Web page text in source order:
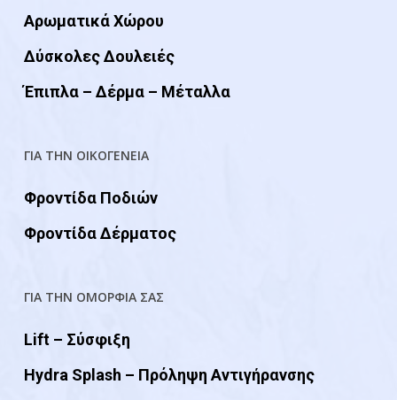
Αρωματικά Χώρου
Δύσκολες Δουλειές
Έπιπλα – Δέρμα – Μέταλλα
ΓΙΑ ΤΗΝ ΟΙΚΟΓΕΝΕΙΑ
Φροντίδα Ποδιών
Φροντίδα Δέρματος
ΓΙΑ ΤΗΝ ΟΜΟΡΦΙΑ ΣΑΣ
Lift – Σύσφιξη
Hydra Splash – Πρόληψη Αντιγήρανσης